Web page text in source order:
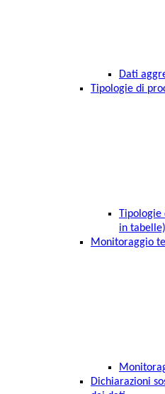
Dati
Tipologie di
Tipologie
in tabelle)
Monitoraggio
Dichiarazioni